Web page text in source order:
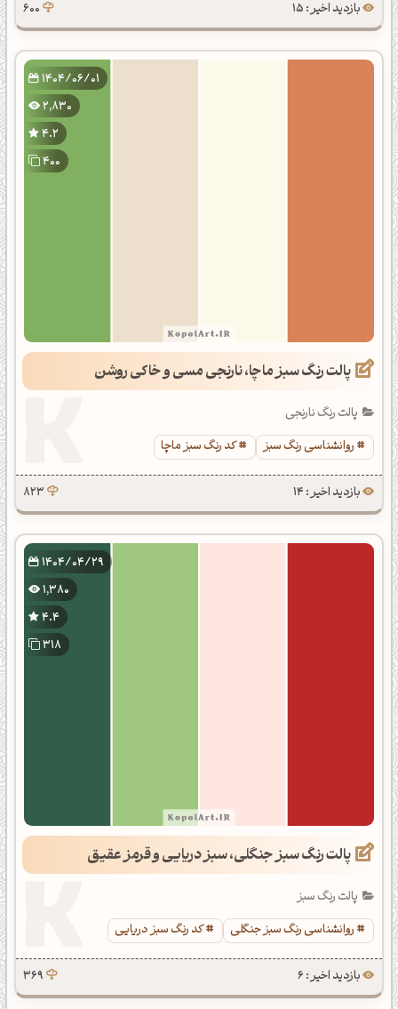
بازدید اخیر : 15 600
1404/06/01
2,830
4.2
400
پالت رنگ سبز ماچا، نارنجی مسی و خاکی روشن
پالت رنگ نارنجی
روانشناسی رنگ سبز
کد رنگ سبز ماچا
بازدید اخیر : 14 823
1404/04/29
1,380
4.4
318
پالت رنگ سبز جنگلی، سبز دریایی و قرمز عقیق
پالت رنگ سبز
روانشناسی رنگ سبز جنگلی
کد رنگ سبز دریایی
بازدید اخیر : 6 369